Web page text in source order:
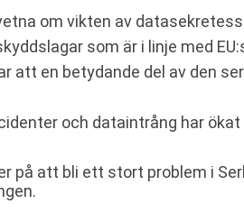
om vikten av
som är i linje med
att en betydande del av den
och dataintrång har
på att bli ett stort problem i